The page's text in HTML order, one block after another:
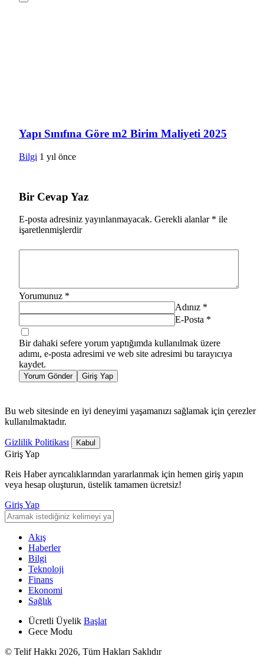
Yapı Sınıfına Göre m2 Birim Maliyeti 2025
Bilgi 1 yıl önce
Bir Cevap Yaz
E-posta adresiniz yayınlanmayacak. Gerekli alanlar * ile
işaretlenmişlerdir
Yorumunuz *
Adınız *
E-Posta *
Bir dahaki sefere yorum yaptığımda kullanılmak üzere
adımı, e-posta adresimi ve web site adresimi bu tarayıcıya
kaydet.
Yorum Gönder Giriş Yap
Bu web sitesinde en iyi deneyimi yaşamanızı sağlamak için çerezler
kullanılmaktadır.
Gizlilik Politikası Kabul
Giriş Yap
Reis Haber ayrıcalıklarından yararlanmak için hemen giriş yapın
veya hesap oluşturun, üstelik tamamen ücretsiz!
Giriş Yap
Akış
Haberler
Bilgi
Teknoloji
Finans
Ekonomi
Sağlık
Ücretli Üyelik Başlat
Gece Modu
© Telif Hakkı 2026, Tüm Hakları Saklıdır